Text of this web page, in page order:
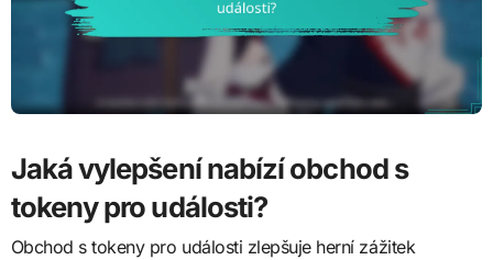
Jaká vylepšení nabízí obchod s
tokeny pro události?
Obchod s tokeny pro události zlepšuje herní zážitek